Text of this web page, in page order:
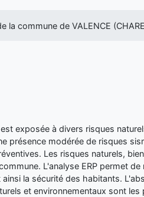
la commune de VALENCE
exposée à divers risques
présence modérée de risques
Les risques naturels,
L'analyse ERP permet
la sécurité des habitants.
et environnementaux sont les